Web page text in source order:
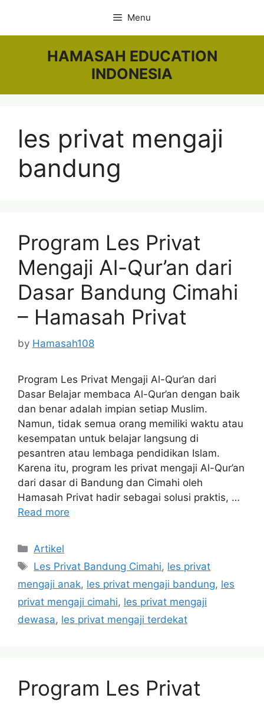
content
Menu
HAMASAH EDUCATION
INDONESIA
les privat mengaji
bandung
Program Les Privat
Mengaji Al-Qur’an dari
Dasar Bandung Cimahi
– Hamasah Privat
by Hamasah108
Program Les Privat Mengaji Al-Qur’an dari
Dasar Belajar membaca Al-Qur’an dengan baik
dan benar adalah impian setiap Muslim.
Namun, tidak semua orang memiliki waktu atau
kesempatan untuk belajar langsung di
pesantren atau lembaga pendidikan Islam.
Karena itu, program les privat mengaji Al-Qur’an
dari dasar di Bandung dan Cimahi oleh
Hamasah Privat hadir sebagai solusi praktis, …
Read more
Categories
Artikel
Tags
Les Privat Bandung Cimahi, les privat
mengaji anak, les privat mengaji bandung, les
privat mengaji cimahi, les privat mengaji
dewasa, les privat mengaji terdekat
Program Les Privat